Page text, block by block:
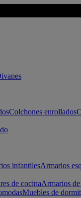
Colchones enrollados
infantilesArmarios
de cocinaArmarios
Muebles de